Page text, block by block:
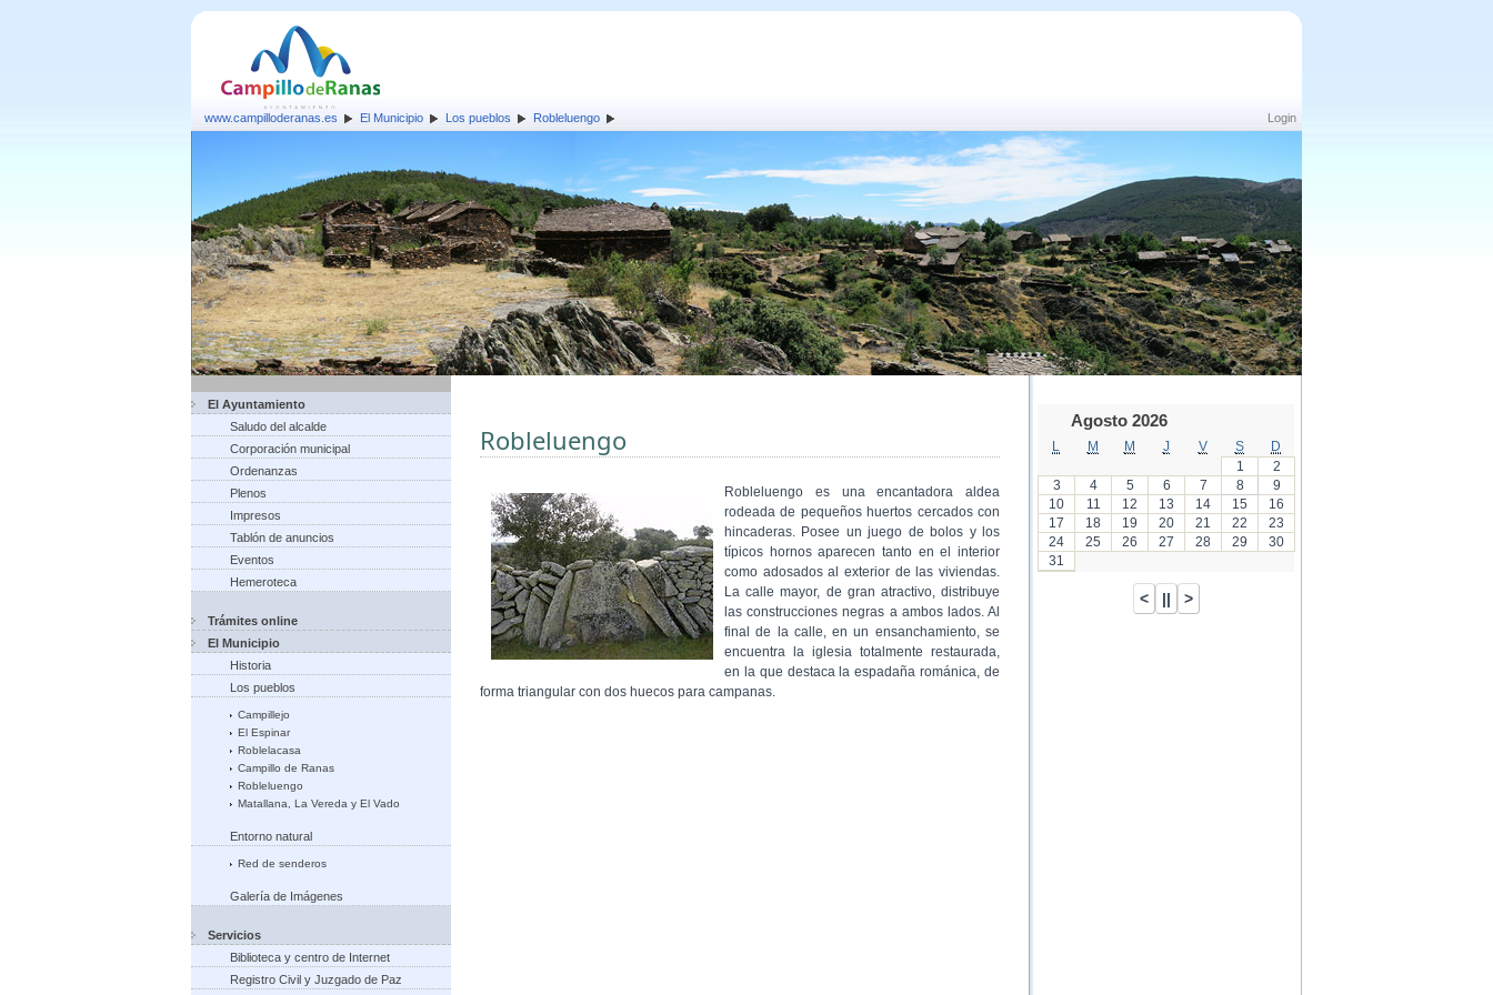
Login
www.campilloderanas.es El Municipio Los pueblos Robleluengo
El Ayuntamiento
Saludo del alcalde
Corporación municipal
Ordenanzas
Plenos
Impresos
Tablón de anuncios
Eventos
Hemeroteca
Trámites online
El Municipio
Historia
Los pueblos
Campillejo
El Espinar
Roblelacasa
Campillo de Ranas
Robleluengo
Matallana, La Vereda y El Vado
Entorno natural
Red de senderos
Galería de Imágenes
Servicios
Biblioteca y centro de Internet
Registro Civil y Juzgado de Paz
Robleluengo
Robleluengo es una encantadora aldea
rodeada de pequeños huertos cercados con
hincaderas. Posee un juego de bolos y los
típicos hornos aparecen tanto en el interior
como adosados al exterior de las viviendas.
La calle mayor, de gran atractivo, distribuye
las construcciones negras a ambos lados. Al
final de la calle, en un ensanchamiento, se
encuentra la iglesia totalmente restaurada,
en la que destaca la espadaña románica, de
forma triangular con dos huecos para campanas.
Agosto 2026
M M J V S
D
1
2
3
4 5 6 7 8
9
10
11 12 13 14 15
16
17
18 19 20 21 22
23
24
25 26 27 28 29
30
31